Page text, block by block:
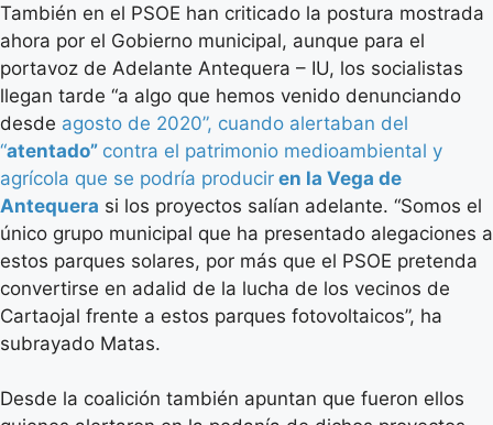
También en el PSOE han criticado la postura mostrada
ahora por el Gobierno municipal, aunque para el
portavoz de Adelante Antequera – IU, los socialistas
llegan tarde “a algo que hemos venido denunciando
desde agosto de 2020”, cuando alertaban del
“atentado” contra el patrimonio medioambiental y
agrícola que se podría producir en la Vega de
Antequera si los proyectos salían adelante. “Somos el
único grupo municipal que ha presentado alegaciones a
estos parques solares, por más que el PSOE pretenda
convertirse en adalid de la lucha de los vecinos de
Cartaojal frente a estos parques fotovoltaicos”, ha
subrayado Matas.
Desde la coalición también apuntan que fueron ellos